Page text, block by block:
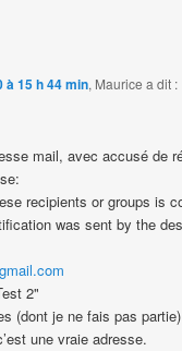
à 15 h 44 min, Maurice a dit :
mail, avec accusé de
recipients or groups is
was sent by the
2"
(dont je ne fais pas
une vraie adresse.